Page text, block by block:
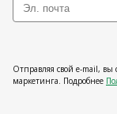
Отправляя свой e-mail, вы
маркетинга. Подробнее